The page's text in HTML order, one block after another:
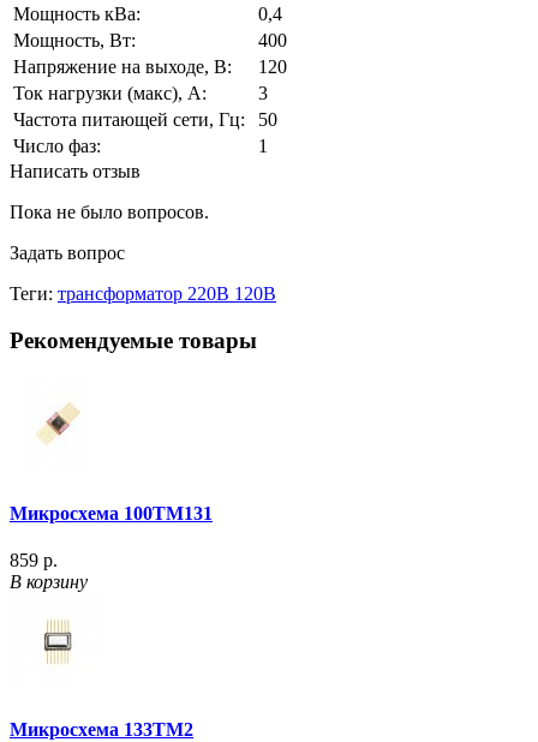
Мощность кВа:
0,4
Мощность, Вт:
400
Напряжение на выходе, В:
120
Ток нагрузки (макс), А:
3
Частота питающей сети, Гц:
50
Число фаз:
1
Написать отзыв
Пока не было вопросов.
Задать вопрос
Теги: трансформатор 220В 120В
Рекомендуемые товары
Микросхема 100ТМ131
859 р.
В корзину
Микросхема 133ТМ2